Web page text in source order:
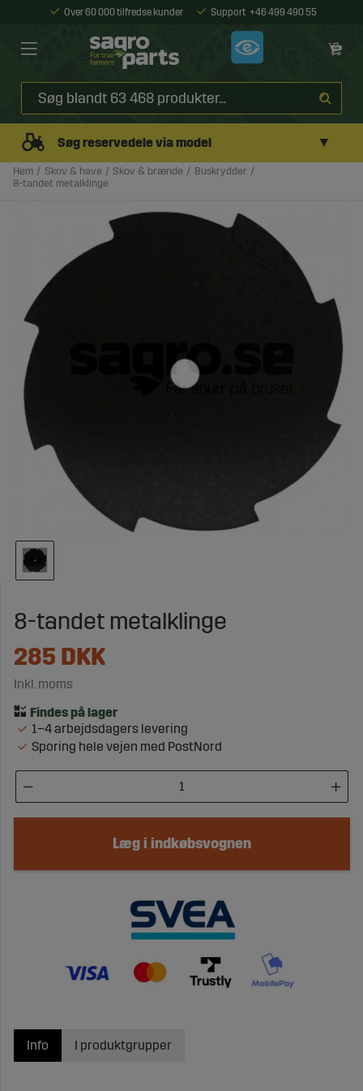
Over 60 000 tilfredse kunder Support +46 499 490 55
Søg reservedele via model ▼
Hem Skov & have Skov & brænde
Buskrydder
8-tandet metalklinge
8-tandet metalklinge
285 DKK
Inkl. moms
1–4 arbejdsdagers levering
Sporing hele vejen med PostNord
Læg i indkøbsvognen
Info I produktgrupper